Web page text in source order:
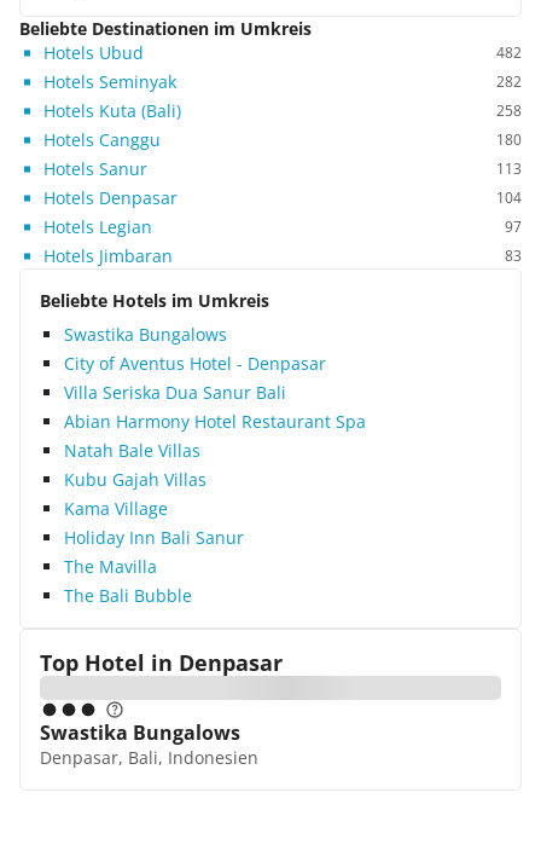
Beliebte Destinationen im Umkreis
Hotels Ubud
482
Hotels Seminyak 282
Hotels Kuta (Bali) 258
Hotels Canggu 180
Hotels Sanur 113
Hotels Denpasar 104
Hotels Legian 97
Hotels Jimbaran 83
Beliebte Hotels im Umkreis
Swastika Bungalows
City of Aventus Hotel - Denpasar
Villa Seriska Dua Sanur Bali
Abian Harmony Hotel Restaurant Spa
Natah Bale Villas
Kubu Gajah Villas
Kama Village
Holiday Inn Bali Sanur
The Mavilla
The Bali Bubble
Top Hotel in Denpasar
Swastika Bungalows
Denpasar, Bali, Indonesien